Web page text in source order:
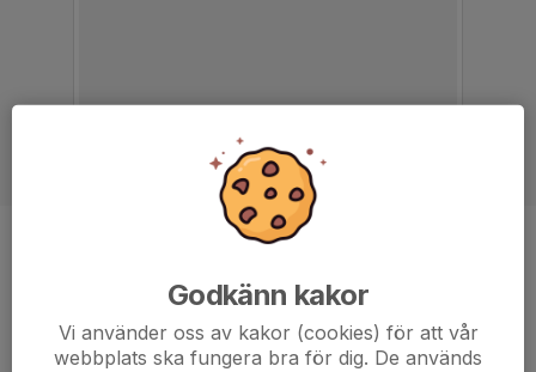
Godkänn kakor
Vi använder oss av kakor (cookies) för att vår
webbplats ska fungera bra för dig. De används